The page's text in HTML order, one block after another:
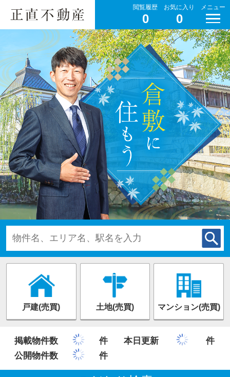
閲覧履歴
0
お気に入り
0
メニュー
戸建(売買) 土地(売買) マンション(売買)
掲載物件数 件 本日更新
件
公開物件数
件